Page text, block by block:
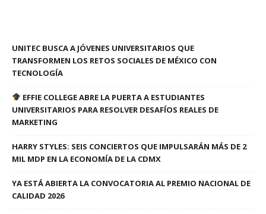
UNITEC BUSCA A JÓVENES UNIVERSITARIOS QUE
TRANSFORMEN LOS RETOS SOCIALES DE MÉXICO CON
TECNOLOGÍA
EFFIE COLLEGE ABRE LA PUERTA A ESTUDIANTES
UNIVERSITARIOS PARA RESOLVER DESAFÍOS REALES DE
MARKETING
HARRY STYLES: SEIS CONCIERTOS QUE IMPULSARÁN MÁS DE 2
MIL MDP EN LA ECONOMÍA DE LA CDMX
YA ESTÁ ABIERTA LA CONVOCATORIA AL PREMIO NACIONAL DE
CALIDAD 2026